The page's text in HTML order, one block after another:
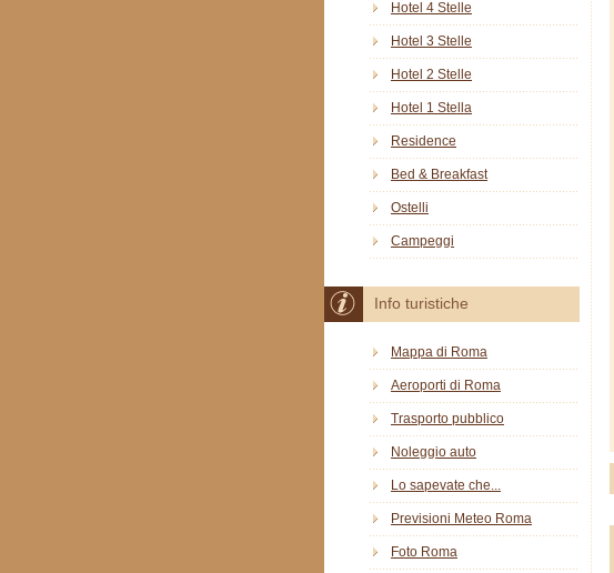
Hotel 4 Stelle
Hotel 3 Stelle
Hotel 2 Stelle
Hotel 1 Stella
Residence
Bed & Breakfast
Ostelli
Campeggi
Info turistiche
Mappa di Roma
Aeroporti di Roma
Trasporto pubblico
Noleggio auto
Lo sapevate che...
Previsioni Meteo Roma
Foto Roma